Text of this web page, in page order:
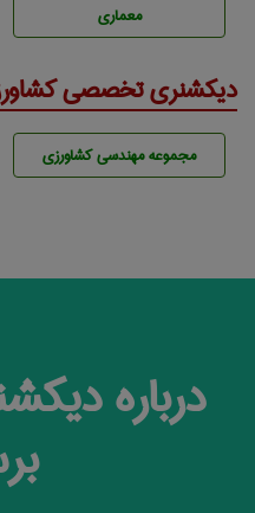
معماری
دیکشنری تخصصی
مجموعه مهندسی كشاورزی
درباره